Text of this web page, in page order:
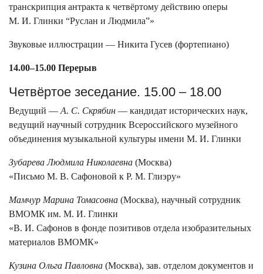
транскрипция антракта к четвёртому действию оперы
М. И. Глинки “Руслан и Людмила”»
Звуковые иллюстрации — Никита Гусев (фортепиано)
14.00–15.00 Перерыв
Четвёртое зеседание. 15.00 – 18.00
Ведущий — А. С. Скрябин — кандидат исторических наук,
ведущий научный сотрудник Всероссийского музейного
объединения музыкальной культуры имени М. И. Глинки
Зубарева Людмила Николаевна (Москва)
«Письмо М. В. Сафоновой к Р. М. Глиэру»
Мамчур Марина Томасовна (Москва), научный сотрудник
ВМОМК им. М. И. Глинки
«В. И. Сафонов в фонде позитивов отдела изобразительных
материалов ВМОМК»
Кузина Ольга Павловна (Москва), зав. отделом документов и